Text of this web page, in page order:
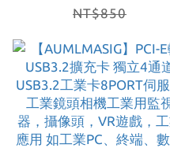
2PORT 5Gbps+前
置19PIN介面
(USB3.0X2)
NT$850